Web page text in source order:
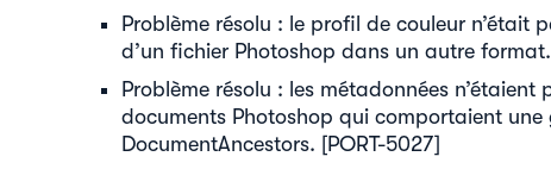
Problème résolu : le profil de couleur n’était
d’un fichier Photoshop dans un autre format.
Problème résolu : les métadonnées n’étaient
documents Photoshop qui comportaient
DocumentAncestors. [PORT-5027]